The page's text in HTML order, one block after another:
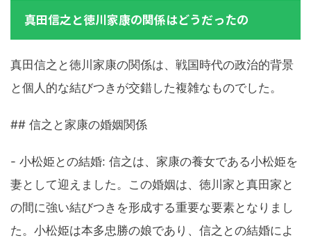
真田信之と徳川家康の関係はどうだったの
真田信之と徳川家康の関係は、戦国時代の政治的背景
と個人的な結びつきが交錯した複雑なものでした。
## 信之と家康の婚姻関係
- 小松姫との結婚: 信之は、家康の養女である小松姫を
妻として迎えました。この婚姻は、徳川家と真田家と
の間に強い結びつきを形成する重要な要素となりまし
た。小松姫は本多忠勝の娘であり、信之との結婚によ